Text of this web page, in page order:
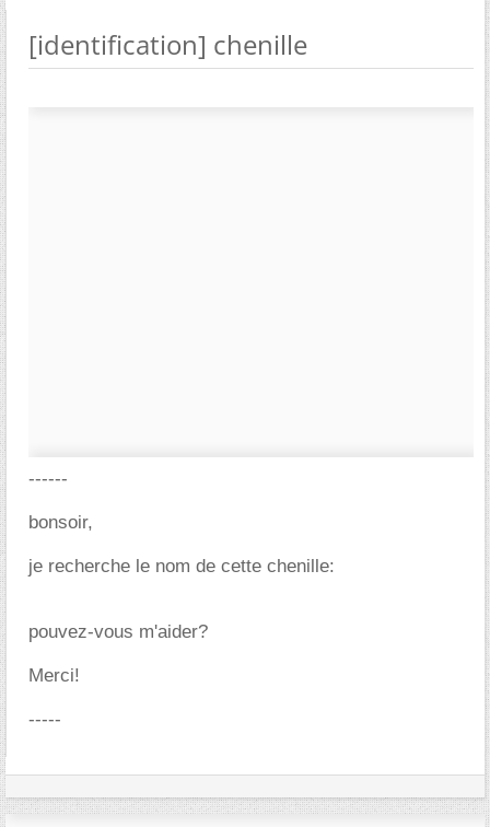
[identification] chenille
------
bonsoir,
je recherche le nom de cette chenille:
pouvez-vous m'aider?
Merci!
-----